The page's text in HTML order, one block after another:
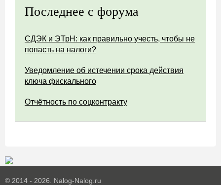
Последнее с форума
СДЭК и ЭТрН: как правильно учесть, чтобы не
попасть на налоги?
Уведомление об истечении срока действия
ключа фискального
Отчётность по соцконтракту
© 2014 - 2026. Nalog-Nalog.ru